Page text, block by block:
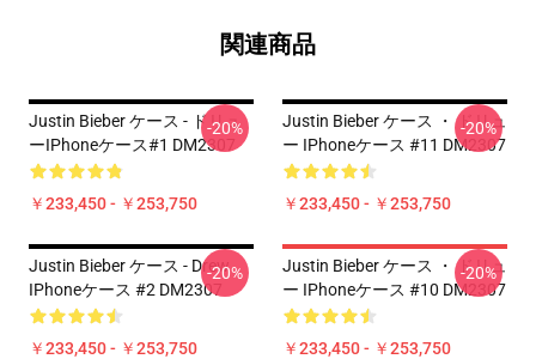
関連商品
Justin Bieber ケース - ドリュ
ーiPhoneケース#1 DM2307
￥233,450 - ￥253,750
-20%
Justin Bieber ケース ・ ドリュ
ー IPhoneケース #11 DM2307
￥233,450 - ￥253,750
-20%
Justin Bieber ケース - Drew
IPhoneケース #2 DM2307
￥233,450 - ￥253,750
-20%
Justin Bieber ケース ・ ドリュ
ー IPhoneケース #10 DM2307
￥233,450 - ￥253,750
-20%